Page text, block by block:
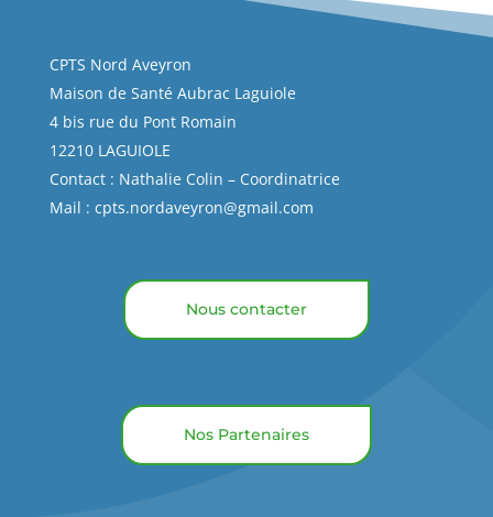
CPTS Nord Aveyron
Maison de Santé Aubrac Laguiole
4 bis rue du Pont Romain
12210 LAGUIOLE
Contact : Nathalie Colin – Coordinatrice
Mail : cpts.nordaveyron@gmail.com
Nous contacter
Nos Partenaires